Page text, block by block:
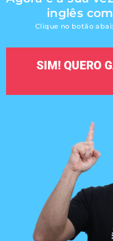
inglês
Clique no botão
SIM! QUERO